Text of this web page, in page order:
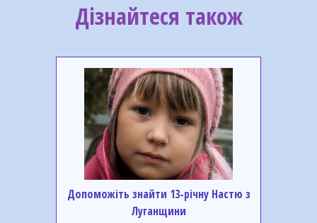
Дізнайтеся також
Допоможіть знайти 13-річну Настю з
Луганщини